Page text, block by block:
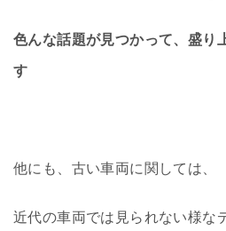
色んな話題が見つかって、盛り
す
他にも、古い車両に関しては、
近代の車両では見られない様な